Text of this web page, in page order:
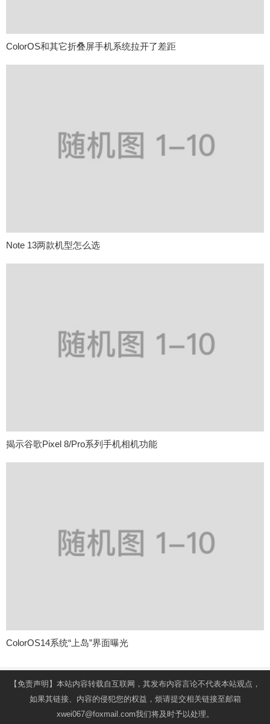
ColorOS和其它折叠屏手机系统拉开了差距
Note 13两款机型怎么选
揭示谷歌Pixel 8/Pro系列手机相机功能
ColorOS14系统“上岛”界面曝光
【免责声明】本站内容转载自互联网，其发布内容言论不代表本站观点，
如果其链接、内容的侵犯您的权益，烦请提交相关链接至邮箱
xwei067@foxmail.com我们将及时予以处理。